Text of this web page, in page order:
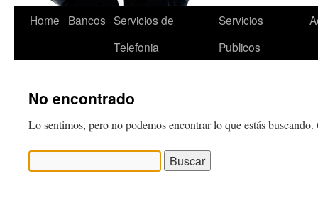
Home Bancos Servicios de
Telefonia
Servicios
Publicos
No encontrado
Lo sentimos, pero no podemos encontrar lo que estás